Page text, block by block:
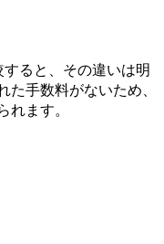
ると、その違いは明
手数料がないため、
ます。